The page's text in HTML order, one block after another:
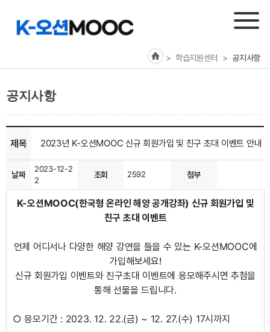
> 학습지원센터 > 공지사항
공지사항
제목 2023년 K-오션MOOC 신규 회원가입 및 친구 초대 이벤트 안내
날짜
2023-12-2
2
조회 2592 첨부
K-오션MOOC(한국형 온라인 해양 공개강좌) 신규 회원가입 및
친구 초대 이벤트
언제 어디서나 다양한 해양 강연을 들을 수 있는 K-오션MOOC에
가입해보세요!
신규 회원가입 이벤트와 친구초대 이벤트에 응모해주시면 추첨을
통해 선물을 드립니다.
○ 응모기간 : 2023. 12. 22.(금) ~ 12. 27.(수) 17시까지